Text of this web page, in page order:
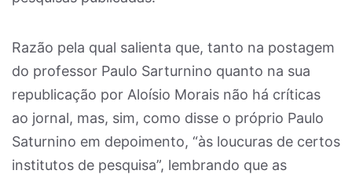
Razão pela qual salienta que, tanto na postagem
do professor Paulo Sarturnino quanto na sua
republicação por Aloísio Morais não há críticas
ao jornal, mas, sim, como disse o próprio Paulo
Saturnino em depoimento, “às loucuras de certos
institutos de pesquisa”, lembrando que as